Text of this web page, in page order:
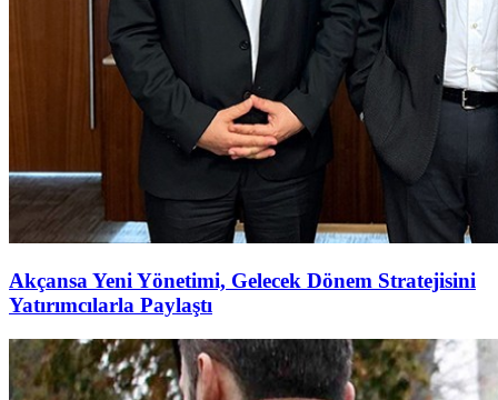
Akçansa Yeni Yönetimi, Gelecek Dönem Stratejisini
Yatırımcılarla Paylaştı